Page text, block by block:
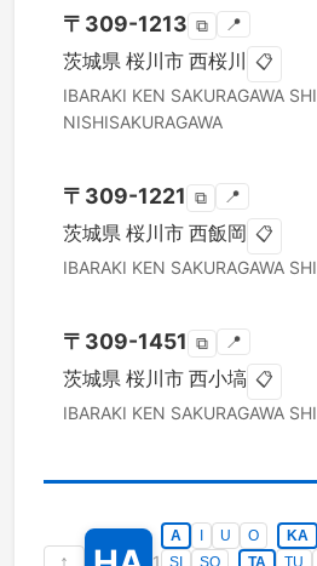
〒 309-1213 ⧉ 📍
茨城県 桜川市 西桜川 📋
IBARAKI KEN SAKURAGAWA SHI
NISHISAKURAGAWA
〒 309-1221 ⧉ 📍
茨城県 桜川市 西飯岡 📋
IBARAKI KEN SAKURAGAWA SHI
〒 309-1451 ⧉ 📍
茨城県 桜川市 西小塙 📋
IBARAKI KEN SAKURAGAWA SHI
↑ 1
A U O KA
SI
SO TA TU